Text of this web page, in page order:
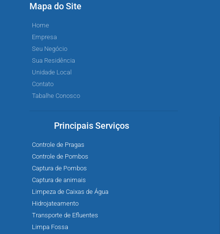
Mapa do Site
Home
Empresa
Seu Negócio
Sua Residência
Unidade Local
Contato
Tabalhe Conosco
Principais Serviços
Controle de Pragas
Controle de Pombos
Captura de Pombos
Captura de animais
Limpeza de Caixas de Água
Hidrojateamento
Transporte de Efluentes
Limpa Fossa